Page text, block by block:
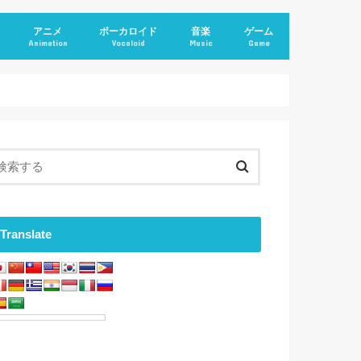
アニメ
Animation
ボーカロイド
Vocaloid
音楽
Music
ゲーム
Game
Translate